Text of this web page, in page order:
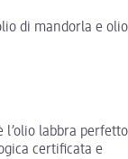
di mandorla e olio
l’olio labbra perfetto
certificata e